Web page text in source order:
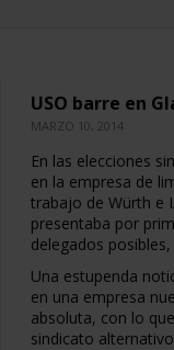
USO barre en
MARZO 10, 2014
En las elecciones
en la empresa de
trabajo de Würth e
presentaba por
delegados
Una estupenda
en una empresa
absoluta, con lo
sindicato